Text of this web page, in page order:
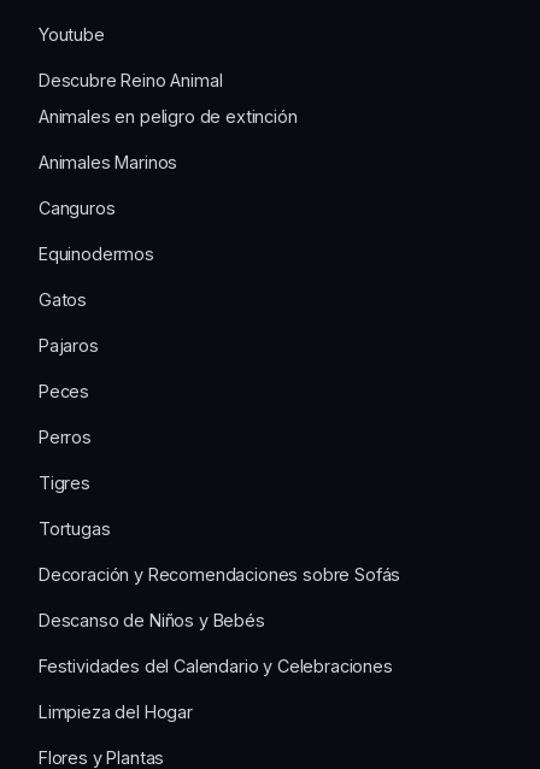
Youtube
Descubre Reino Animal
Animales en peligro de extinción
Animales Marinos
Canguros
Equinodermos
Gatos
Pajaros
Peces
Perros
Tigres
Tortugas
Decoración y Recomendaciones sobre Sofás
Descanso de Niños y Bebés
Festividades del Calendario y Celebraciones
Limpieza del Hogar
Flores y Plantas